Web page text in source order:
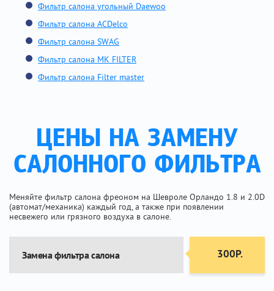
Фильтр салона угольный Daewoo
Фильтр салона ACDelco
Фильтр салона SWAG
Фильтр салона MK FILTER
Фильтр салона Filter master
ЦЕНЫ НА ЗАМЕНУ
САЛОННОГО ФИЛЬТРА
Меняйте фильтр салона фреоном на Шевроле Орландо 1.8 и 2.0D
(автомат/механика) каждый год, а также при появлении
несвежего или грязного воздуха в салоне.
Замена фильтра салона 300Р.